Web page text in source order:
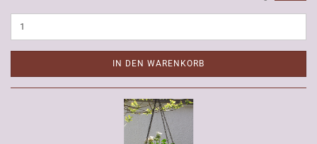
IN DEN WARENKORB